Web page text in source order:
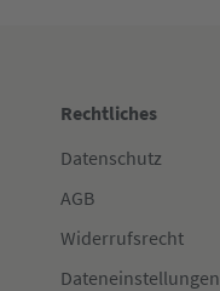
Rechtliches
Datenschutz
AGB
Widerrufsrecht
Dateneinstellungen